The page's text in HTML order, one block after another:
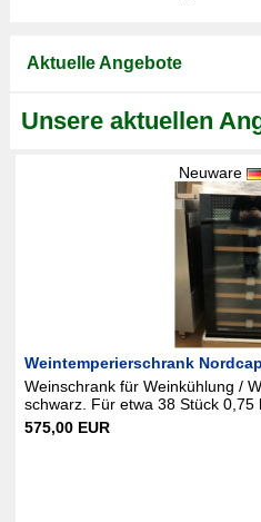
Aktuelle Angebote
Unsere aktuellen
Neuware
Weintemperierschrank
Weinschrank für Weinkühlung /
schwarz. Für etwa 38 Stück 0,75
575,00 EUR